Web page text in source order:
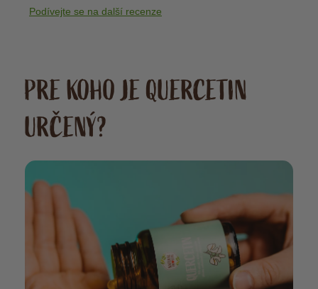
Podívejte se na další recenze
PRE KOHO JE QUERCETIN
URČENÝ?